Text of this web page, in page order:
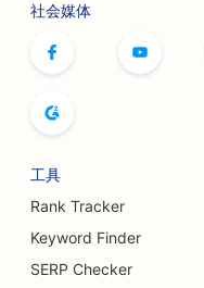
保龄球馆的搜索引擎
为桌游咖啡馆提供搜
隆胸服务搜索引擎优
自助餐厅搜索引擎优
社会媒体
工具
Rank Tracker
Keyword Finder
SERP Checker